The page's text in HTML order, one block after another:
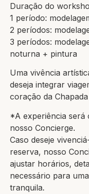
Duração do
1 período:
2 períodos:
3 períodos:
noturna + pintura
Uma vivência
deseja integrar
coração da
*A experiência será
nosso Concierge.
Caso deseje
reserva, nosso
ajustar horários,
necessário para
tranquila.